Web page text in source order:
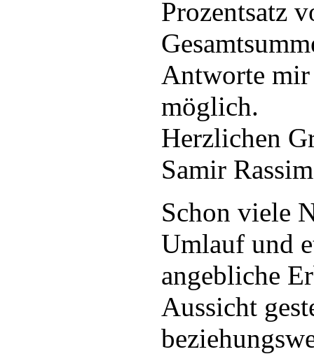
Prozentsatz
Antworte
möglich.
Herzlichen
Samir
Schon viele
Umlauf und
angebliche
Aussicht